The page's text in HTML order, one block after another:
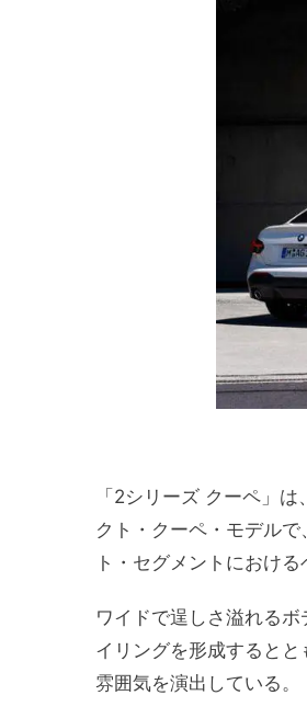
「2シリーズ クーペ」
クト・クーペ・モデル
ト・セグメントにおけ
ワイドで逞しさ溢れる
イリングを形成すると
雰囲気を演出している。